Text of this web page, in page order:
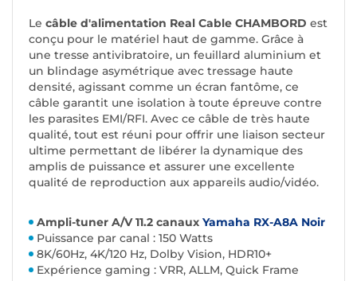
Le câble d'alimentation Real Cable CHAMBORD est
conçu pour le matériel haut de gamme. Grâce à
une tresse antivibratoire, un feuillard aluminium et
un blindage asymétrique avec tressage haute
densité, agissant comme un écran fantôme, ce
câble garantit une isolation à toute épreuve contre
les parasites EMI/RFI. Avec ce câble de très haute
qualité, tout est réuni pour offrir une liaison secteur
ultime permettant de libérer la dynamique des
amplis de puissance et assurer une excellente
qualité de reproduction aux appareils audio/vidéo.
Ampli-tuner A/V 11.2 canaux Yamaha RX-A8A Noir
Puissance par canal : 150 Watts
8K/60Hz, 4K/120 Hz, Dolby Vision, HDR10+
Expérience gaming : VRR, ALLM, Quick Frame